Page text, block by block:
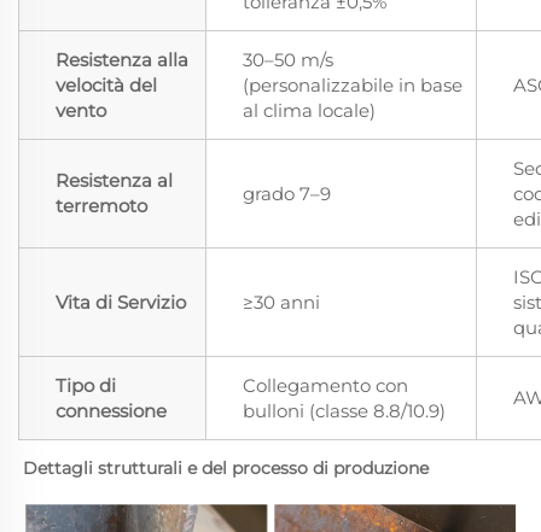
Resistenza alla
velocità del
vento
30–50 m/s
(personalizzabile in base
al clima locale)
Resistenza al
terremoto
grado 7–9
Vita di Servizio ≥30 anni
Tipo di
connessione
Collegamento con
bulloni (classe 8.8/10.9)
Dettagli strutturali e del processo di produzione